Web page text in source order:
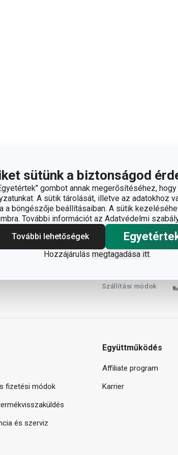
sütünk a biztonságod
gombot annak megerősítéséhez,
A sütik tárolását, illetve az adatokhoz
a böngészője beállításaiban. A sütik
További információt az Adatvédelmi
További lehetőségek
Hozzájárulás megtagadása itt.
Szállítási módok
fizetési módok
és szerviz
Együttműködés
Affiliate program
Karrier